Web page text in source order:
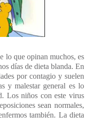
lo que opinan muchos, es
días de dieta blanda. En
por contagio y suelen
y malestar general es lo
Los niños con este virus
sean normales,
también. La dieta